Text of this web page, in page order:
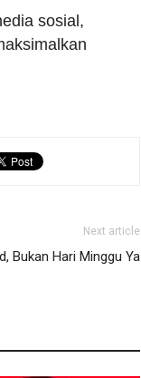
sosial,
Next article
Bukan Hari Minggu Ya